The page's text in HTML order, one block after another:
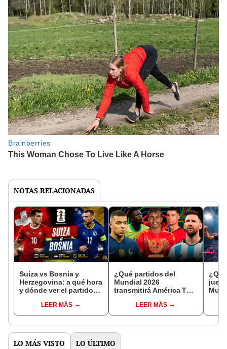
NOTAS RELACIONADAS
Suiza vs Bosnia y
Herzegovina: a qué hora
y dónde ver el partido
LEER MÁS
¿Qué partidos del
Mundial 2026
transmitirá América TV?
en señal abierta y a qué
hora verlos
LEER MÁS
LO MÁS VISTO LO ÚLTIMO